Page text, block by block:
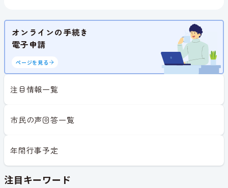
オンラインの手続き
電子申請
ページを見る
注目情報一覧
市民の声回答一覧
年間行事予定
注目キーワード